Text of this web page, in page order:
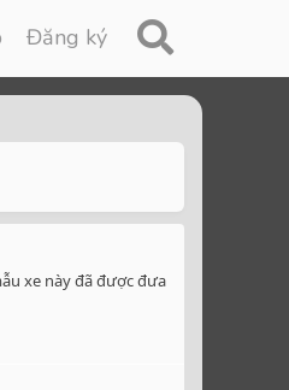
Đăng ký
xe này đã được đưa